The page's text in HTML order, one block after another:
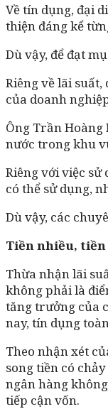
Về tín dụng, đại
thiện đáng kể
Dù vậy, để đạt
Riêng về lãi
của doanh
Ông Trần Hoàng
nước trong khu
Riêng với việc
có thể sử dụng,
Dù vậy, các
Tiền nhiều,
Thừa nhận lãi
không phải là
tăng trưởng của
nay, tín dụng
Theo nhận xét
song tiền có
ngân hàng
tiếp cận vốn.